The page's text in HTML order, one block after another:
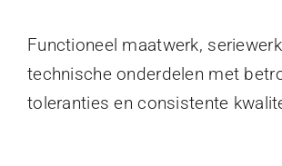
Functioneel maatwerk,
technische onderdelen met
toleranties en consistente